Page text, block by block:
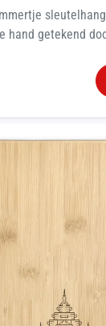
hand getekend